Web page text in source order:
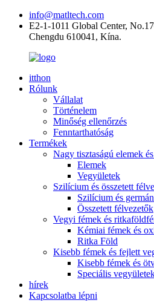
info@matltech.com
E2-1-1011 Global Center,
Chengdu 610041, Kína.
itthon
Rólunk
Vállalat
Történelem
Minőség ellenőrzés
Fenntarthatóság
Termékek
Nagy tisztaságú elemek
Elemek
Vegyületek
Szilícium és összetett
Szilícium és
Összetett félvezetők
Vegyi fémek és
Kémiai fémek és
Ritka Föld
Kisebb fémek és fejlett
Kisebb fémek és
Speciális
hírek
Kapcsolatba lépni